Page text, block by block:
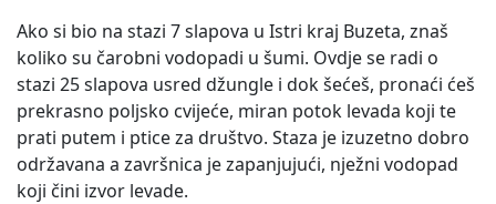
Ako si bio na stazi 7 slapova u Istri kraj Buzeta, znaš
koliko su čarobni vodopadi u šumi. Ovdje se radi o
stazi 25 slapova usred džungle i dok šećeš, pronaći ćeš
prekrasno poljsko cvijeće, miran potok levada koji te
prati putem i ptice za društvo. Staza je izuzetno dobro
održavana a završnica je zapanjujući, nježni vodopad
koji čini izvor levade.